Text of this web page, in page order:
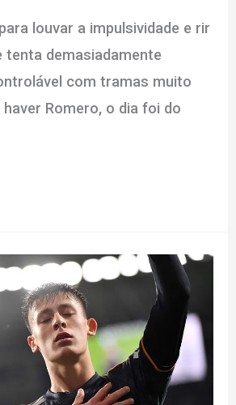
louvar a impulsividade e rir
tenta demasiadamente
com tramas muito
Romero, o dia foi do